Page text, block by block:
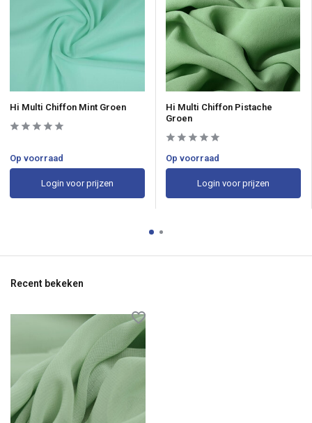
Hi Multi Chiffon Mint Groen
Op voorraad
Login voor prijzen
Hi Multi Chiffon Pistache
Groen
Op voorraad
Login voor prijzen
Recent bekeken